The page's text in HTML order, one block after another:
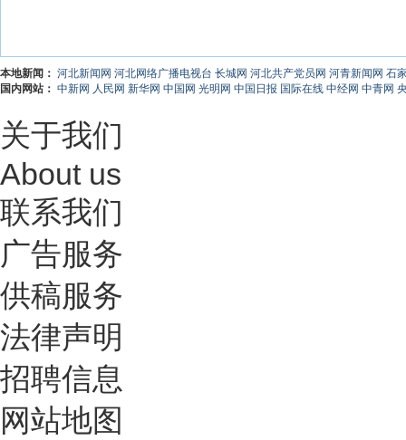
本地新闻： 河北新闻网 河北网络广播电视台 长城网 河北共产党员网 河青新闻网 石
国内网站： 中新网 人民网 新华网 中国网 光明网 中国日报 国际在线 中经网 中青网
关于我们
About us
联系我们
广告服务
供稿服务
法律声明
招聘信息
网站地图